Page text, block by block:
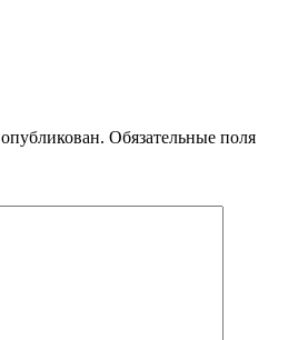
Обязательные поля